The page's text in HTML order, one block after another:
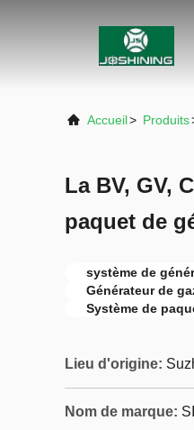
Accueil> Produits
La BV, GV,
paquet de
système de
Générateur de
Système de
Lieu d'origine:
Nom de marque: